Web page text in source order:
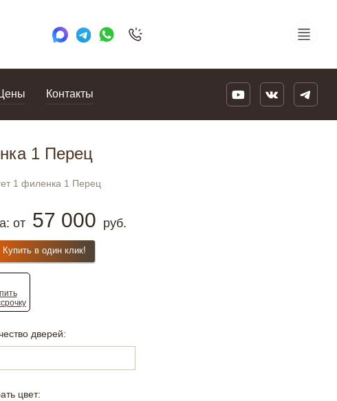
Контакты
1 Перец
1 филенка 1 Перец
от 57 000 руб.
Купить в один клик!
дверей:
цвет: